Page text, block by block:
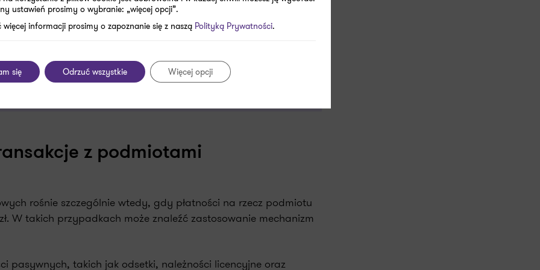
i księgowości! Zaobserwuj nas wWiadomościach
z podmiotami
rośnie szczególnie wtedy, gdy płatności na rzecz podmiotu
W takich przypadkach może znaleźć zastosowanie mechanizm
pasywnych, takich jak odsetki, należności licencyjne oraz
ustawień prosimy o wybranie: „więcej opcji”.
więcej informacji prosimy o zapoznanie się z naszą Polityką Prywatności.
się Odrzuć wszystkie Więcej opcji